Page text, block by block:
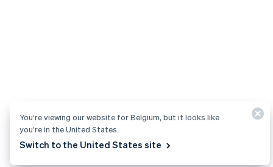
You’re viewing our website for Belgium, but it looks like
you’re in the United States.
Switch to the United States site